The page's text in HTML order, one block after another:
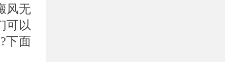
风无
可以
下面